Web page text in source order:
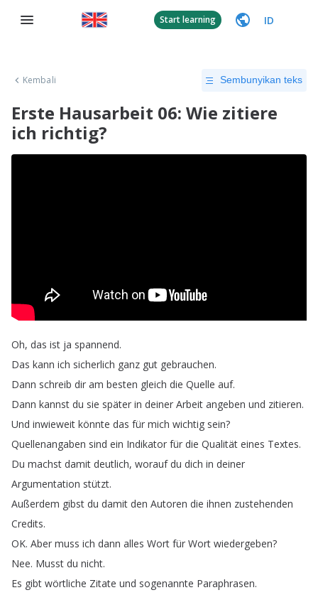
Start learning ID
Kembali Sembunyikan teks
Erste Hausarbeit 06: Wie zitiere
ich richtig?
Oh, das ist ja spannend.
Das kann ich sicherlich ganz gut gebrauchen.
Dann schreib dir am besten gleich die Quelle auf.
Dann kannst du sie später in deiner Arbeit angeben und zitieren.
Und inwieweit könnte das für mich wichtig sein?
Quellenangaben sind ein Indikator für die Qualität eines Textes.
Du machst damit deutlich, worauf du dich in deiner
Argumentation stützt.
Außerdem gibst du damit den Autoren die ihnen zustehenden
Credits.
OK. Aber muss ich dann alles Wort für Wort wiedergeben?
Nee. Musst du nicht.
Es gibt wörtliche Zitate und sogenannte Paraphrasen.